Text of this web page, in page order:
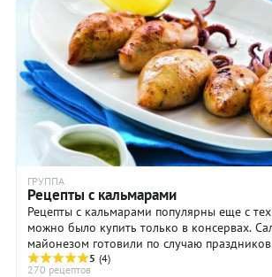
ГРУППА
Рецепты с кальмарами
Рецепты с кальмарами популярны еще с
можно было купить только в консервах.
майонезом готовили по случаю праздников
хозяйки. Сейчас в продаже ...
5 (4)
270 рецептов